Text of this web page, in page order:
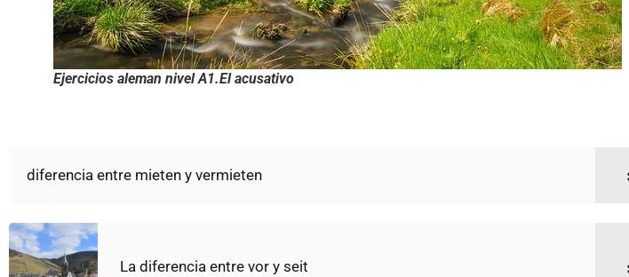
Ejercicios aleman nivel A1.El acusativo
diferencia entre mieten y vermieten
La diferencia entre vor y seit